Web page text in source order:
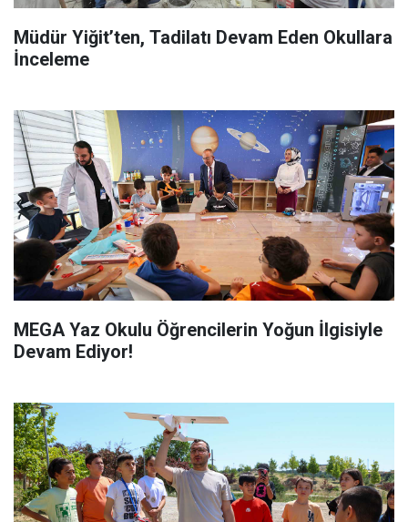
Müdür Yiğit’ten, Tadilatı Devam Eden Okullara
İnceleme
MEGA Yaz Okulu Öğrencilerin Yoğun İlgisiyle
Devam Ediyor!